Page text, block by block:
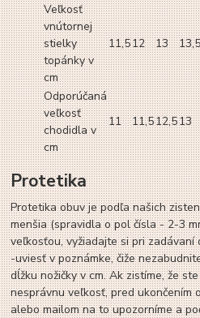
Veľkosť
vnútornej
stielky
topánky v
cm
11,512 13
Odporúčaná
veľkosť
chodidla v
cm
11 11,512,513
Protetika
Protetika obuv je podľa našich
menšia (spravidla o pol čísla - 2-3
veľkosťou, vyžiadajte si pri
-uviesť v poznámke, čiže
dĺžku nožičky v cm. Ak zistíme, že
nesprávnu veľkosť, pred ukončením
alebo mailom na to upozorníme a